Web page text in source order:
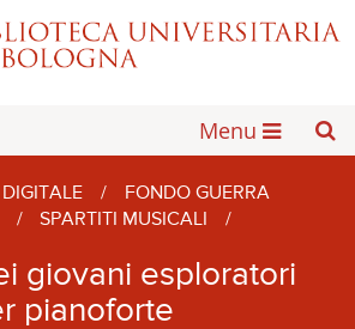
Menu
/
FONDO GUERRA
/ SPARTITI MUSICALI /
giovani esploratori
pianoforte